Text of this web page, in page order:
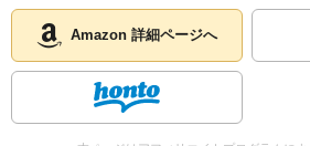
Amazon 詳細ページへ